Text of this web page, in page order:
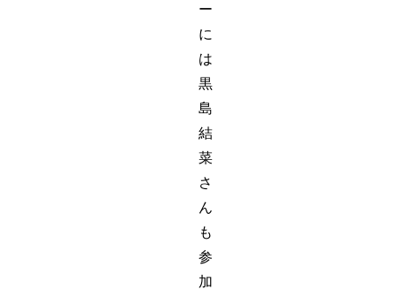
ー
に
は
黒
島
結
菜
さ
ん
も
参
加